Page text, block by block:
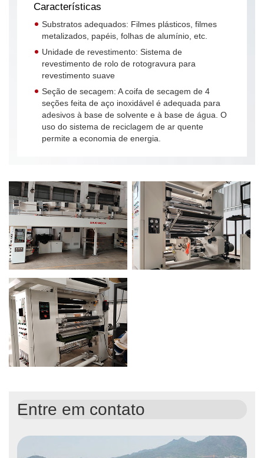
Características
Substratos adequados: Filmes plásticos, filmes
metalizados, papéis, folhas de alumínio, etc.
Unidade de revestimento: Sistema de
revestimento de rolo de rotogravura para
revestimento suave
Seção de secagem: A coifa de secagem de 4
seções feita de aço inoxidável é adequada para
adesivos à base de solvente e à base de água. O
uso do sistema de reciclagem de ar quente
permite a economia de energia.
Entre em contato